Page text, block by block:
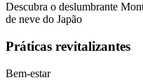
Descubra o deslumbrante
de neve do Japão
Práticas revitalizantes
Bem-estar